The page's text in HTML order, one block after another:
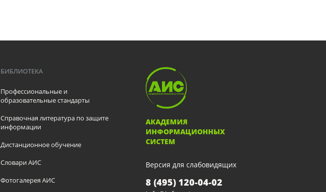
БИБЛИОТЕКА
Профессиональные и
образовательные стандарты
Справочная литература по защите
информации
Дистанционное обучение
Словари АИС
Фотогалерея АИС
АКАДЕМИЯ
ИНФОРМАЦИОННЫХ
СИСТЕМ
Версия для слабовидящих
8 (495) 120-04-02